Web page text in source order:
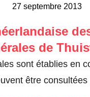
27 septembre 2013
de
sont établies en
être